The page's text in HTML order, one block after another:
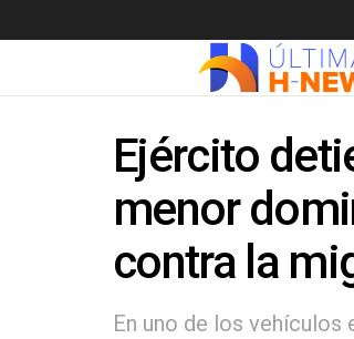
Ejército
menor
contra la
En uno de los vehículos